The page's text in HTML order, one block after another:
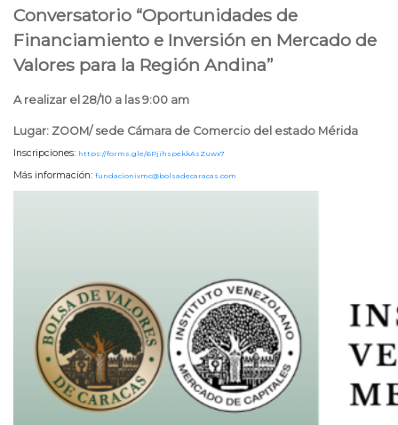
Conversatorio “Oportunidades de
Financiamiento e Inversión en Mercado de
Valores para la Región Andina”
A realizar el 28/10 a las 9:00 am
Lugar: ZOOM/ sede Cámara de Comercio del estado Mérida
Inscripciones: https://forms.gle/6PjihspekkAsZuwx7
Más información: fundacionivmc@bolsadecaracas.com